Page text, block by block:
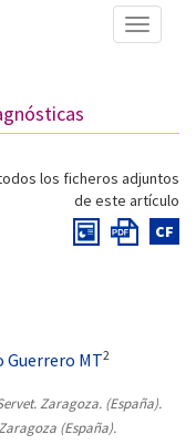
Mostrar
menú
los ficheros adjuntos
de este artículo
CF
Guerrero MT2
Zaragoza. (España).
(España).